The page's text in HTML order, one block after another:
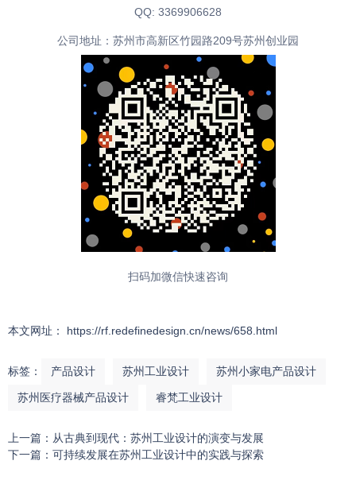
QQ: 3369906628
公司地址：苏州市高新区竹园路209号苏州创业园
扫码加微信快速咨询
本文网址： https://rf.redefinedesign.cn/news/658.html
标签： 产品设计 苏州工业设计 苏州小家电产品设计
苏州医疗器械产品设计 睿梵工业设计
上一篇： 从古典到现代：苏州工业设计的演变与发展
下一篇： 可持续发展在苏州工业设计中的实践与探索